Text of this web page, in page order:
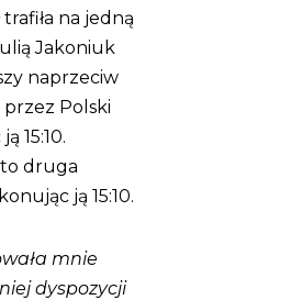
na jedną
Jakoniuk
naprzeciw
przez Polski
15:10.
to druga
ją 15:10.
mnie
dyspozycji